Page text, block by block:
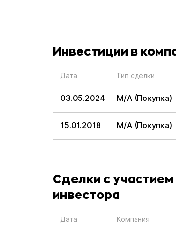
Инвестиции в
Дата Тип сделки
03.05.2024 M/A (Покупка)
15.01.2018 M/A (Покупка)
Сделки с
инвестора
Дата Компания